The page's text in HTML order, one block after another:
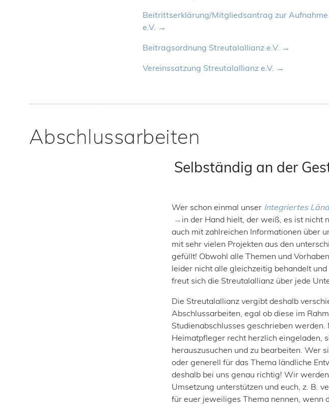
Beitrittserklärung/Mitgliedsantrag zur
e.V.
Beitragsordnung Streutalallianz e.V.
Vereinssatzung Streutalallianz e.V.
Abschlussarbeiten
Selbständig an der
Wer schon einmal unser Integriertes
in der Hand hielt, der weiß, es ist nicht
auch mit zahlreichen Informationen über
mit sehr vielen Projekten aus den
gefüllt! Obwohl alle Themen und
leider nicht alle gleichzeitig behandelt
freut sich die Streutalallianz über jede
Die Streutalallianz vergibt deshalb
Abschlussarbeiten, egal ob diese im
Studienabschlusses geschrieben werden.
Heimatpfleger recht herzlich eingeladen,
herauszusuchen und zu bearbeiten. Wer
oder generell für das Thema ländliche
deshalb bei uns genau richtig! Wir
Umsetzung unterstützen und euch, z. B.
für euer jeweiliges Thema nennen, wenn